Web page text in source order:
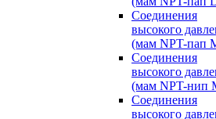
Соединения
высокого
(мам NPT-пап
Соединения
высокого
(мам NPT-нип
Соединения
высокого